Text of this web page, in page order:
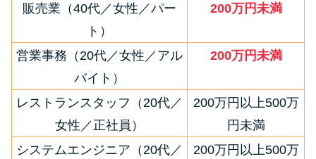
販売業（40代／女性／パー
ト）
200万円未満
営業事務（20代／女性／アル
バイト）
200万円未満
レストランスタッフ（20代／
女性／正社員）
200万円以上500万
円未満
システムエンジニア（20代／
200万円以上500万